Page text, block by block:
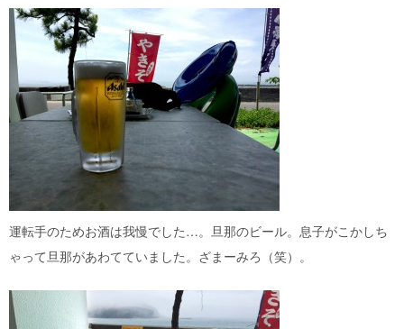
運転手のためお酒は我慢でした…。旦那のビール。息子がこかしち
ゃって旦那があわてていました。ざまーみろ（笑）。